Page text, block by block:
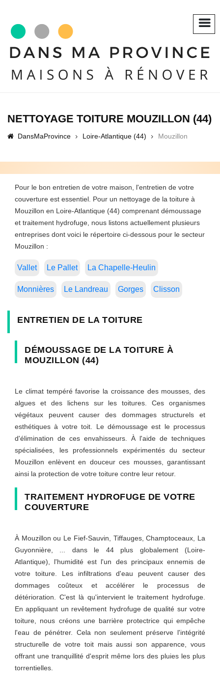
NETTOYAGE TOITURE MOUZILLON (44)
DansMaProvince Loire-Atlantique (44) Mouzillon
Pour le bon entretien de votre maison, l'entretien de votre
couverture est essentiel. Pour un nettoyage de la toiture à
Mouzillon en Loire-Atlantique (44) comprenant démoussage
et traitement hydrofuge, nous listons actuellement plusieurs
entreprises dont voici le répertoire ci-dessous pour le secteur
Mouzillon :
Vallet Le Pallet La Chapelle-Heulin
Monnières Le Landreau Gorges Clisson
ENTRETIEN DE LA TOITURE
DÉMOUSSAGE DE LA TOITURE À
MOUZILLON (44)
Le climat tempéré favorise la croissance des mousses, des
algues et des lichens sur les toitures. Ces organismes
végétaux peuvent causer des dommages structurels et
esthétiques à votre toit. Le démoussage est le processus
d'élimination de ces envahisseurs. À l'aide de techniques
spécialisées, les professionnels expérimentés du secteur
Mouzillon enlèvent en douceur ces mousses, garantissant
ainsi la protection de votre toiture contre leur retour.
TRAITEMENT HYDROFUGE DE VOTRE
COUVERTURE
À Mouzillon ou Le Fief-Sauvin, Tiffauges, Champtoceaux, La
Guyonnière, ... dans le 44 plus globalement (Loire-
Atlantique), l'humidité est l'un des principaux ennemis de
votre toiture. Les infiltrations d'eau peuvent causer des
dommages coûteux et accélérer le processus de
détérioration. C'est là qu'intervient le traitement hydrofuge.
En appliquant un revêtement hydrofuge de qualité sur votre
toiture, nous créons une barrière protectrice qui empêche
l'eau de pénétrer. Cela non seulement préserve l'intégrité
structurelle de votre toit mais aussi son apparence, vous
offrant une tranquillité d'esprit même lors des pluies les plus
torrentielles.